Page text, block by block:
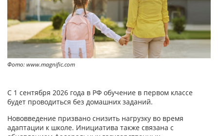
Фото: www.magnific.com
С 1 сентября 2026 года в РФ обучение в первом классе
будет проводиться без домашних заданий.
Нововведение призвано снизить нагрузку во время
адаптации к школе. Инициатива также связана с